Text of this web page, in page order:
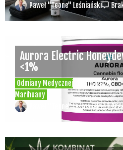
Paweł "Teone" Leśniański
Odmiany Medycznej
Marihuany
20 lip, 2026
Aurora Electric
<1%
Paweł "Teone" Leśniański